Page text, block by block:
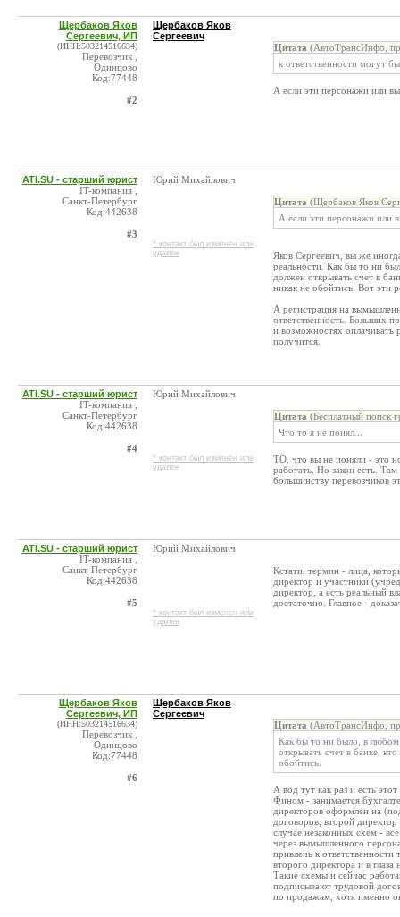
Щербаков Яков
Сергеевич, ИП
(ИНН:503214516634)
Перевозчик ,
Одинцово
Код:77448
#2
Щербаков Яков
Сергеевич
Цитата (АвтоТрансИнфо,
к ответственности могут
А если эти персонажи или
ATI.SU - старший юрист
IT-компания ,
Санкт-Петербург
Код:442638
#3
Юрий Михайлович
* контакт был изменен или
удален
Цитата (Щербаков Яков
А если эти персонажи или
Яков Сергеевич, вы же
реальности. Как бы то ни
должен открывать счет в
никак не обойтись. Вот эти
А регистрация на
ответственность. Больших
и возможностях оплачивать
получится.
ATI.SU - старший юрист
IT-компания ,
Санкт-Петербург
Код:442638
#4
Юрий Михайлович
* контакт был изменен или
удален
Цитата (Бесплатный поиск
Что то я не понял...
ТО, что вы не поняли - это
работать. Но закон есть.
большинству перевозчиков
ATI.SU - старший юрист
IT-компания ,
Санкт-Петербург
Код:442638
#5
Юрий Михайлович
* контакт был изменен или
удален
Кстати, термин - лица,
директор и участники
директор, а есть реальный
достаточно. Главное -
Щербаков Яков
Сергеевич, ИП
(ИНН:503214516634)
Перевозчик ,
Одинцово
Код:77448
#6
Щербаков Яков
Сергеевич
Цитата (АвтоТрансИнфо,
Как бы то ни было, в
открывать счет в банке,
обойтись.
А вод тут как раз и есть
Фином - занимается
директоров оформлен на
договоров, второй
случае незаконных схем -
через вымышленного
привлечь к
второго директора и в
Такие схемы и сейчас
подписывают трудовой
по продажам, хотя именно